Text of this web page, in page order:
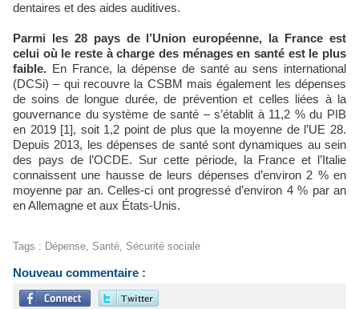
dentaires et des aides auditives.
Parmi les 28 pays de l’Union européenne, la France est
celui où le reste à charge des ménages en santé est le plus
faible. En France, la dépense de santé au sens international
(DCSi) – qui recouvre la CSBM mais également les dépenses
de soins de longue durée, de prévention et celles liées à la
gouvernance du système de santé – s’établit à 11,2 % du PIB
en 2019 [1], soit 1,2 point de plus que la moyenne de l’UE 28.
Depuis 2013, les dépenses de santé sont dynamiques au sein
des pays de l’OCDE. Sur cette période, la France et l’Italie
connaissent une hausse de leurs dépenses d’environ 2 % en
moyenne par an. Celles-ci ont progressé d’environ 4 % par an
en Allemagne et aux États-Unis.
Tags : Dépense, Santé, Sécurité sociale
Nouveau commentaire :